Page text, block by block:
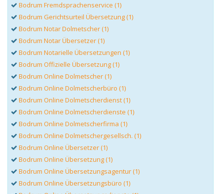
Bodrum Fremdsprachenservice (1)
Bodrum Gerichtsurteil Übersetzung (1)
Bodrum Notar Dolmetscher (1)
Bodrum Notar Übersetzer (1)
Bodrum Notarielle Übersetzungen (1)
Bodrum Offizielle Übersetzung (1)
Bodrum Online Dolmetscher (1)
Bodrum Online Dolmetscherbüro (1)
Bodrum Online Dolmetscherdienst (1)
Bodrum Online Dolmetscherdienste (1)
Bodrum Online Dolmetscherfirma (1)
Bodrum Online Dolmetschergesellsch. (1)
Bodrum Online Übersetzer (1)
Bodrum Online Übersetzung (1)
Bodrum Online Übersetzungsagentur (1)
Bodrum Online Übersetzungsbüro (1)